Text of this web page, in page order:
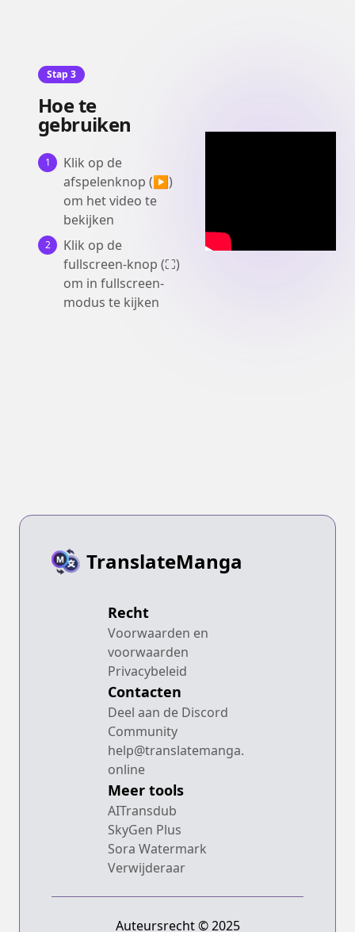
Stap 3
Hoe te
gebruiken
1
Klik op de
afspelenknop (▶)
om het video te
bekijken
2
Klik op de
fullscreen-knop (⛶)
om in fullscreen-
modus te kijken
TranslateManga
Recht
Voorwaarden en
voorwaarden
Privacybeleid
Contacten
Deel aan de Discord
Community
help@translatemanga.
online
Meer tools
AITransdub
SkyGen Plus
Sora Watermark
Verwijderaar
Auteursrecht © 2025